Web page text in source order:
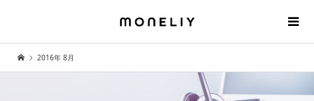
2016年 8月